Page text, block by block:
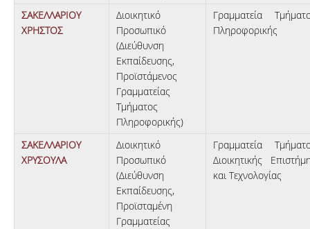
ΣΑΚΕΛΛΑΡΙΟΥ
ΧΡΗΣΤΟΣ
Διοικητικό
Προσωπικό
(Διεύθυνση
Εκπαίδευσης,
Προϊστάμενος
Γραμματείας
Τμήματος
Πληροφορικής)
Γραμματεία
Πληροφορικής
ΣΑΚΕΛΛΑΡΙΟΥ
ΧΡΥΣΟΥΛΑ
Διοικητικό
Προσωπικό
(Διεύθυνση
Εκπαίδευσης,
Προϊσταμένη
Γραμματείας
Γραμματεία
Διοικητικής
και Τεχνολογίας